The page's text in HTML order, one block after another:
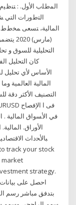
ﺍﻟﺘﻁﻭﺭﺍﺕ ﺍﻟﺘﻲ
(مارس)
التحليلية للسوق و
كان التحليل
المالية العالمية
التصنيف الأكثر دقة
ﻓﻲ اﻷﺴواق اﻟﻤﺎﻟﻴﺔ .
اﻷوراق.
ﺒﺎﻷﺤداث
market
strategy.
احصل على